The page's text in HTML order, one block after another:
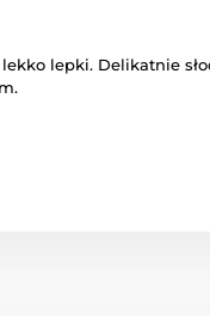
lepki. Delikatnie